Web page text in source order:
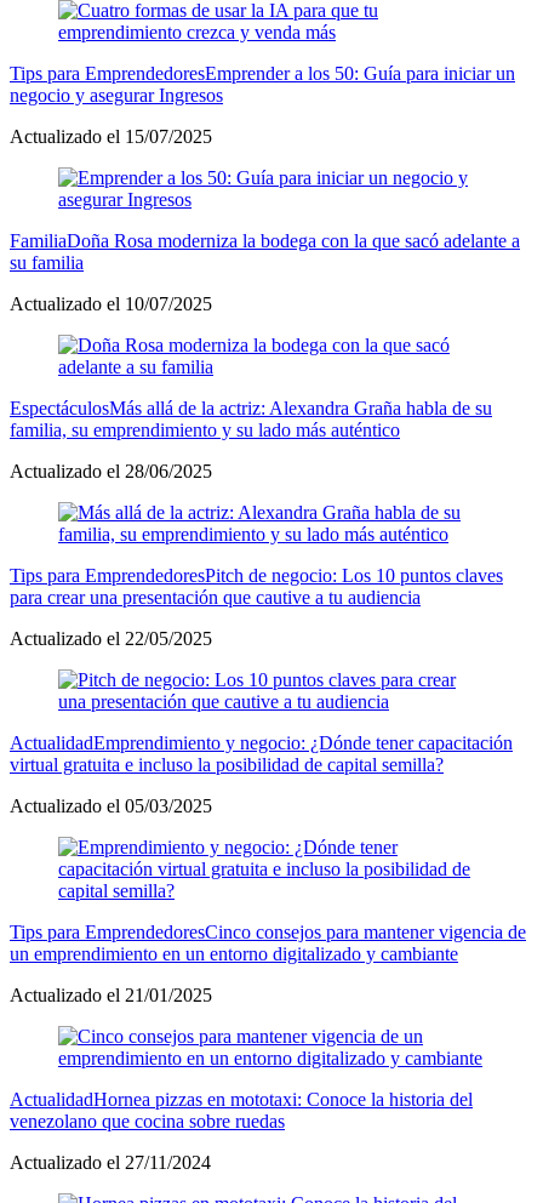
Tips para EmprendedoresEmprender a los 50: Guía para iniciar un
negocio y asegurar Ingresos
Actualizado el 15/07/2025
FamiliaDoña Rosa moderniza la bodega con la que sacó adelante a
su familia
Actualizado el 10/07/2025
EspectáculosMás allá de la actriz: Alexandra Graña habla de su
familia, su emprendimiento y su lado más auténtico
Actualizado el 28/06/2025
Tips para EmprendedoresPitch de negocio: Los 10 puntos claves
para crear una presentación que cautive a tu audiencia
Actualizado el 22/05/2025
ActualidadEmprendimiento y negocio: ¿Dónde tener capacitación
virtual gratuita e incluso la posibilidad de capital semilla?
Actualizado el 05/03/2025
Tips para EmprendedoresCinco consejos para mantener vigencia de
un emprendimiento en un entorno digitalizado y cambiante
Actualizado el 21/01/2025
ActualidadHornea pizzas en mototaxi: Conoce la historia del
venezolano que cocina sobre ruedas
Actualizado el 27/11/2024